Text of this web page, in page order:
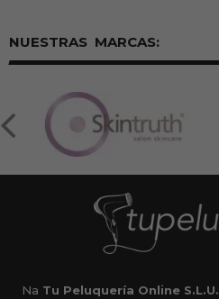
MARCAS:
Na Tu Peluquería Online S.L.U.